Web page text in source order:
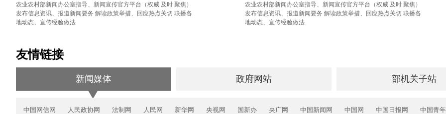
农业农村部新闻办公室指导、新闻宣传官方平台（权威 及时 聚焦）
发布信息资讯、报道新闻要务 解读政策举措、回应热点关切 联播各
地动态、宣传经验做法
农业农村部新闻办公室指导、新闻宣传官方平台（权威 及时 聚焦）
发布信息资讯、报道新闻要务 解读政策举措、回应热点关切 联播各
地动态、宣传经验做法
友情链接
新闻媒体 政府网站 部机关子站
中国网信网 人民政协网 法制网 人民网 新华网 央视网 国新办 央广网 中国新闻网 中国网 中国日报网
中国青